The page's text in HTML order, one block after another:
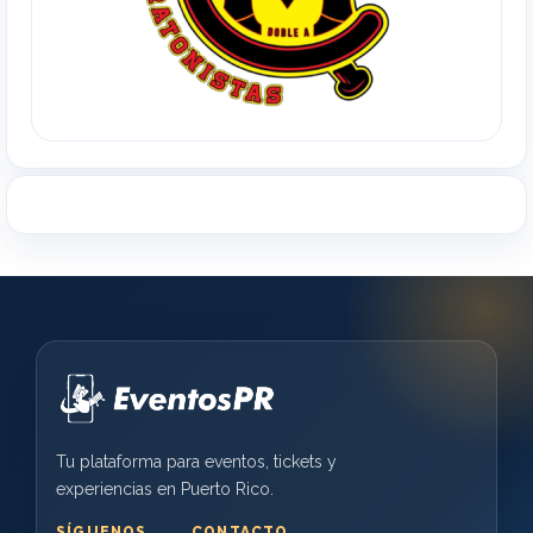
Tu plataforma para eventos, tickets y
experiencias en Puerto Rico.